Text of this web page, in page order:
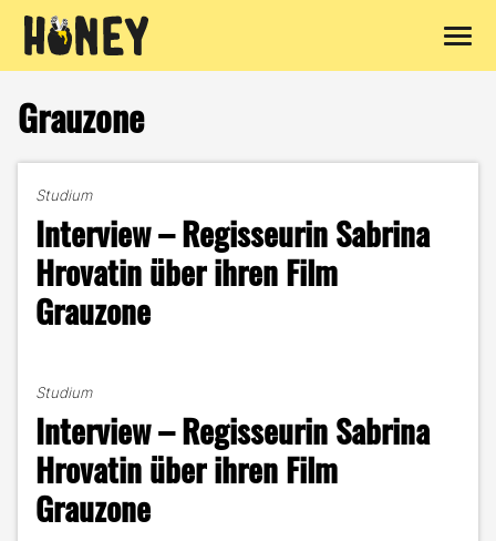
Inhalt
springen
Grauzone
Studium
Interview – Regisseurin Sabrina
Hrovatin über ihren Film
Grauzone
Studium
Interview – Regisseurin Sabrina
Hrovatin über ihren Film
Grauzone